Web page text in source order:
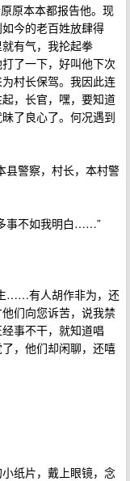
原原本本都报告他。现
今的老百姓放肆得
有气，我抡起拳
了一下，好叫他下次
村长保驾。我因此连
，长官，嘿，要知道
了良心了。何况遇到
县警察，村长，本村警
事不如我明白……”
……有人胡作非为，还
们向您诉苦，说我禁
事不干，就知道唱
，他们却闲聊，还嘻
纸片，戴上眼镜，念